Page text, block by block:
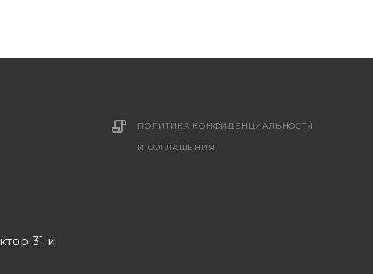
31 и
ПОЛИТИКА КОНФИДЕНЦИАЛЬНОСТИ
И СОГЛАШЕНИЯ